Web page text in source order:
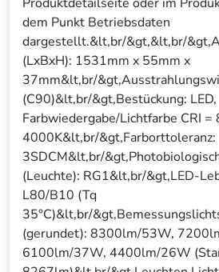
dem Punkt Betriebsdaten
dargestellt.&lt,br/&gt,&lt,br/
(LxBxH): 1531mm x 55mm x
37mm&lt,br/
(C90)&lt,br/&gt,Bestückung: LED,
Farbwiedergabe/Lichtfarbe CRI =
4000K&lt,br/&gt,Farborttoleranz:
3SDCM&lt,br/
(Leuchte): RG1&lt,br/&gt,LED-
L80/B10 (Tq
35°C)&lt,br/
(gerundet): 8300lm/53W,
6100lm/37W, 4400lm/26W